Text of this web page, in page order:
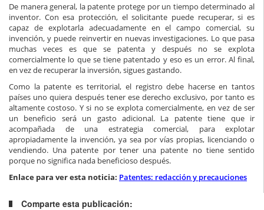
De manera general, la patente protege por un tiempo determinado al
inventor. Con esa protección, el solicitante puede recuperar, si es
capaz de explotarla adecuadamente en el campo comercial, su
invención, y puede reinvertir en nuevas investigaciones. Lo que pasa
muchas veces es que se patenta y después no se explota
comercialmente lo que se tiene patentado y eso es un error. Al final,
en vez de recuperar la inversión, sigues gastando.
Como la patente es territorial, el registro debe hacerse en tantos
países uno quiera después tener ese derecho exclusivo, por tanto es
altamente costoso. Y si no se explota comercialmente, en vez de ser
un beneficio será un gasto adicional. La patente tiene que ir
acompañada de una estrategia comercial, para explotar
apropiadamente la invención, ya sea por vías propias, licenciando o
vendiendo. Una patente por tener una patente no tiene sentido
porque no significa nada beneficioso después.
Enlace para ver esta noticia: Patentes: redacción y precauciones
Comparte esta publicación: